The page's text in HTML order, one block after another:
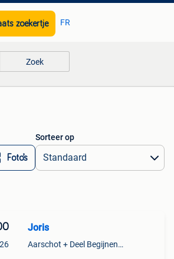
zoekertje FR
Zoek
Foto’s
Sorteer op
Joris
Aarschot + Deel Begijnendijk